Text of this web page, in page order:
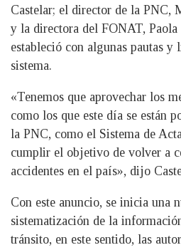
Castelar; el director de la PNC,
y la directora del FONAT, Paola
estableció con algunas pautas y
sistema.
«Tenemos que aprovechar los
como los que este día se están
la PNC, como el Sistema de
cumplir el objetivo de volver a
accidentes en el país», dijo
Con este anuncio, se inicia una
sistematización de la
tránsito, en este sentido, las